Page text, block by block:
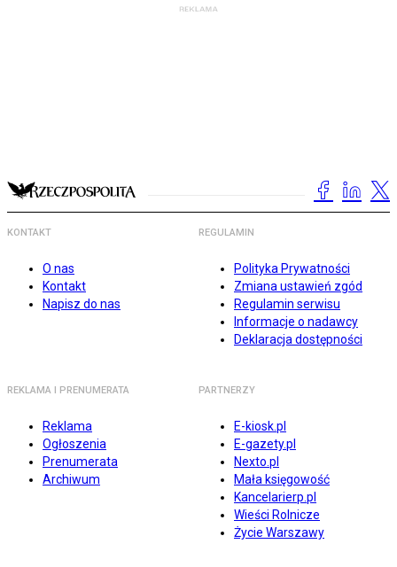
KONTAKT
O nas
Kontakt
Napisz do nas
REGULAMIN
Polityka Prywatności
Zmiana ustawień zgód
Regulamin serwisu
Informacje o nadawcy
Deklaracja dostępności
REKLAMA I PRENUMERATA
Reklama
Ogłoszenia
Prenumerata
Archiwum
PARTNERZY
E-kiosk.pl
E-gazety.pl
Nexto.pl
Mała księgowość
Kancelarierp.pl
Wieści Rolnicze
Życie Warszawy